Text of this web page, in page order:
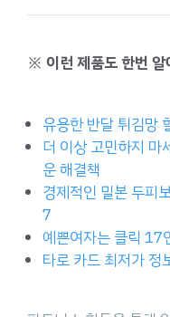
※ 이런 제품도 한번 알
유용한 반달 튀김망
더 이상 고민하지 마
운 해결책
경제적인 밀본 두피
7
예쁜여자는 클릭 17
타로 카드 최저가 정